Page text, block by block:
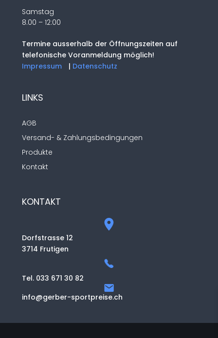
Samstag
8.00 – 12:00
Termine ausserhalb der Öffnungszeiten auf
telefonische Voranmeldung möglich!
Impressum
| Datenschutz
LINKS
AGB
Versand- & Zahlungsbedingungen
Produkte
Kontakt
KONTAKT
Dorfstrasse 12
3714 Frutigen
Tel. 033 671 30 82
info@gerber-sportpreise.ch